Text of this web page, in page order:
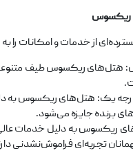
ریکسوس
از خدمات و امکانات را به
ریکسوس طیف متنوعی از
یک: هتل‌های ریکسوس به
برنده جایزه می‌شود.
ریکسوس به دلیل خدمات
تجربه‌ای فراموش‌نشدنی